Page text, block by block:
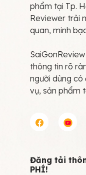
phẩm tại Tp.
Reviewer trải
quan, minh
thông tin rõ
người dùng có
vụ, sản phẩm
Đăng tải
PHÍ!